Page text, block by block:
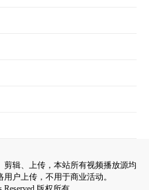
辑、上传，本站所有视频播放源均
户上传，不用于商业活动。